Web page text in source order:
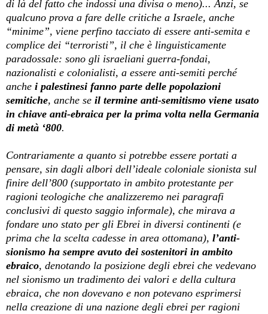
di là del fatto che indossi una divisa o meno)... Anzi, se
qualcuno prova a fare delle critiche a Israele, anche
“minime”, viene perfino tacciato di essere anti-semita e
complice dei “terroristi”, il che è linguisticamente
paradossale: sono gli israeliani guerra-fondai,
nazionalisti e colonialisti, a essere anti-semiti perché
anche i palestinesi fanno parte delle popolazioni
semitiche, anche se il termine anti-semitismo viene usato
in chiave anti-ebraica per la prima volta nella Germania
di metà ‘800.
Contrariamente a quanto si potrebbe essere portati a
pensare, sin dagli albori dell’ideale coloniale sionista sul
finire dell’800 (supportato in ambito protestante per
ragioni teologiche che analizzeremo nei paragrafi
conclusivi di questo saggio informale), che mirava a
fondare uno stato per gli Ebrei in diversi continenti (e
prima che la scelta cadesse in area ottomana), l’anti-
sionismo ha sempre avuto dei sostenitori in ambito
ebraico, denotando la posizione degli ebrei che vedevano
nel sionismo un tradimento dei valori e della cultura
ebraica, che non dovevano e non potevano esprimersi
nella creazione di una nazione degli ebrei per ragioni